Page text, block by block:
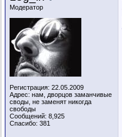
Модератор
Регистрация: 22.05.2009
Адрес: нам, дворцов заманчивые
своды, не заменят никогда
свободы
Сообщений: 8,925
Спасибо: 381